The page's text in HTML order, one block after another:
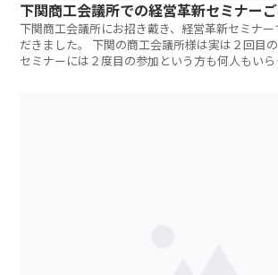
下関商工会議所での経営革新セミナー
下関商工会議所にお招き戴き、経営革新セミナ
だきました。 下関の商工会議所様は実は２回目
セミナーには２度目の参加という方も何人もい